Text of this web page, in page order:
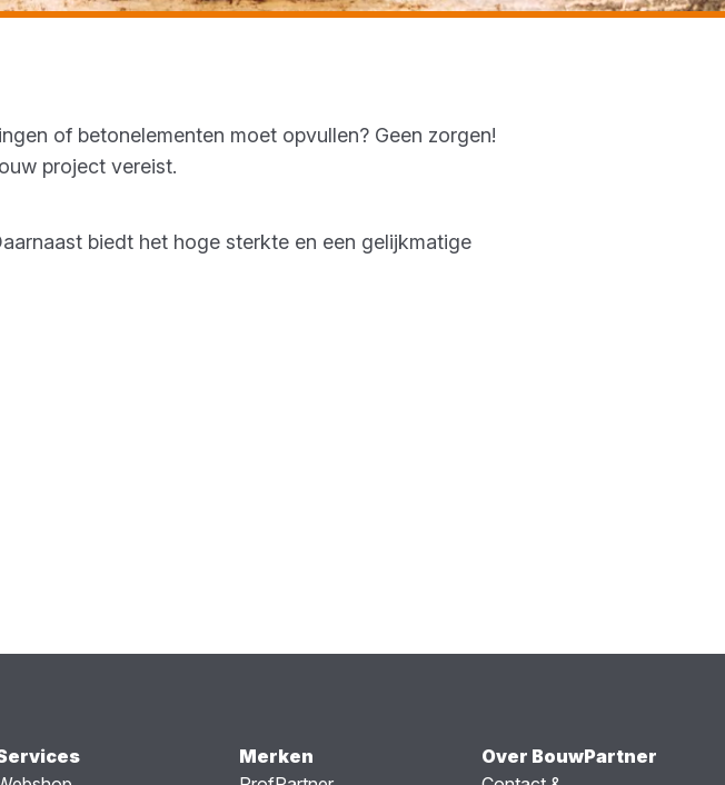
of betonelementen moet opvullen? Geen zorgen!
project vereist.
biedt het hoge sterkte en een gelijkmatige
Merken
Over BouwPartner